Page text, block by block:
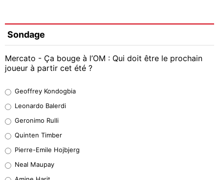
Sondage
Mercato - Ça bouge à l’OM : Qui doit être le prochain
joueur à partir cet été ?
38%
32%
4%
Geoffrey Kondogbia
Leonardo Balerdi
Geronimo Rulli
Quinten Timber
Pierre-Emile Hojbjerg
Neal Maupay